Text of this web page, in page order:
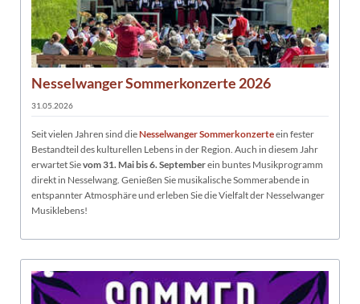
Nesselwanger Sommerkonzerte 2026
31.05.2026
Seit vielen Jahren sind dieNesselwanger Sommerkonzerteein fester
Bestandteil des kulturellen Lebens in der Region. Auch in diesem Jahr
erwartet Sievom 31. Mai bis 6. Septemberein buntes Musikprogramm
direkt in Nesselwang. Genießen Sie musikalische Sommerabende in
entspannter Atmosphäre und erleben Sie die Vielfalt der Nesselwanger
Musiklebens!